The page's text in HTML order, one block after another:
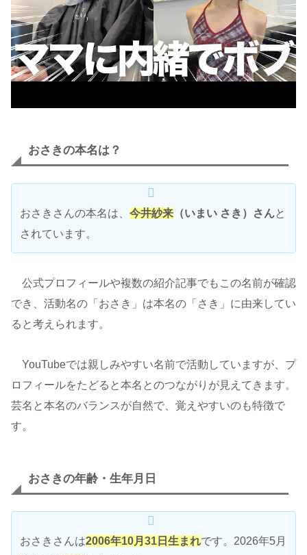
おさきの本名は？
おさきさんの本名は、 今井紗来 （いまい さき）さんと
されています。
公式プロフィールや複数の紹介記事でもこの名前が確認
でき、活動名の「おさき」は本名の「さき」に由来してい
ると考えられます。
YouTubeでは親しみやすい名前で活動していますが、プ
ロフィールをたどると本名とのつながりが見えてきます。
芸名と本名のバランスが自然で、覚えやすいのも特徴で
す。
おさきの年齢・生年月日
おさきさんは2006年10月31日生まれです。2026年5月